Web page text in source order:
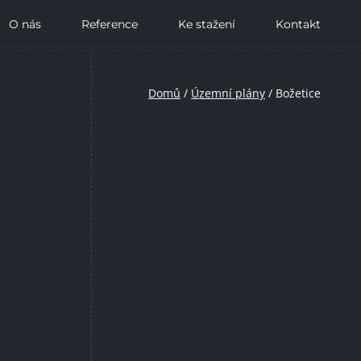
O nás Reference Ke stažení Kontakt
Domů / Územní plány / Božetice